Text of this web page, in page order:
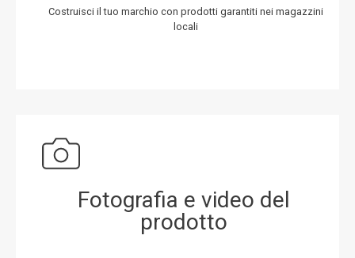
Costruisci il tuo marchio con prodotti garantiti nei magazzini
locali
Fotografia e video del
prodotto